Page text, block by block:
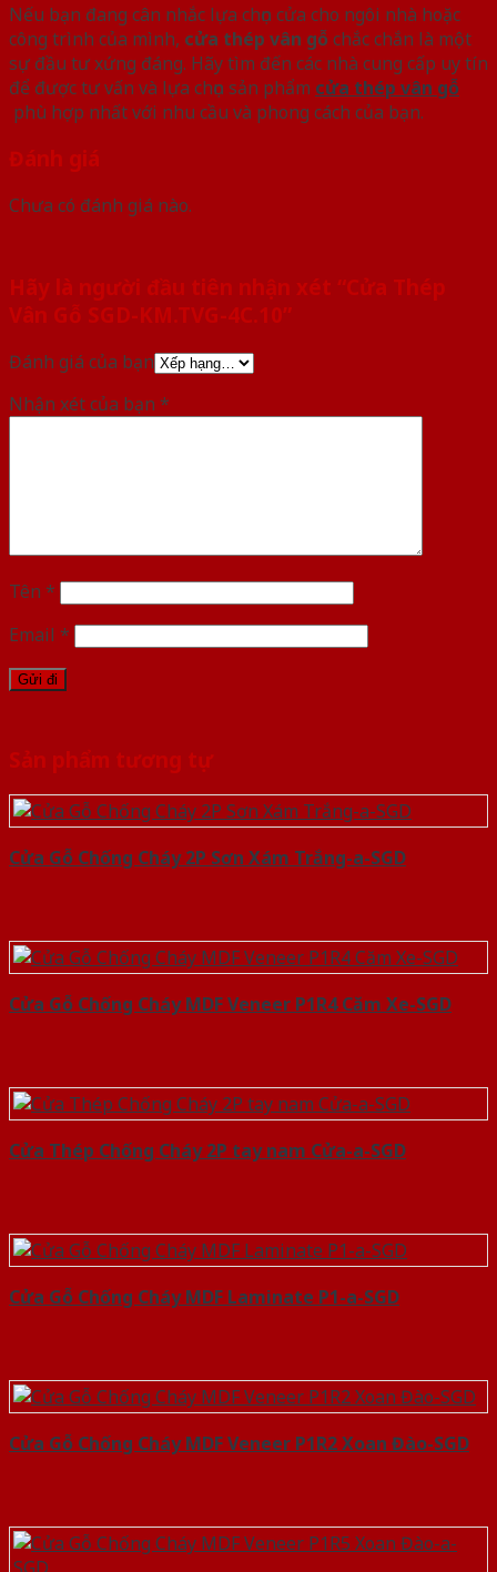
Nếu bạn đang cân nhắc lựa chọn cửa cho ngôi nhà hoặc
công trình của mình, cửa thép vân gỗ chắc chắn là một
sự đầu tư xứng đáng. Hãy tìm đến các nhà cung cấp uy tín
để được tư vấn và lựa chọn sản phẩm cửa thép vân gỗ
phù hợp nhất với nhu cầu và phong cách của bạn.
Đánh giá
Chưa có đánh giá nào.
Hãy là người đầu tiên nhận xét “Cửa Thép
Vân Gỗ SGD-KM.TVG-4C.10”
Đánh giá của bạn
Nhận xét của bạn *
Tên *
Email *
Sản phẩm tương tự
Cửa Gỗ Chống Cháy 2P Sơn Xám Trắng-a-SGD
Cửa Gỗ Chống Cháy MDF Veneer P1R4 Căm Xe-SGD
Cửa Thép Chống Cháy 2P tay nam Cửa-a-SGD
Cửa Gỗ Chống Cháy MDF Laminate P1-a-SGD
Cửa Gỗ Chống Cháy MDF Veneer P1R2 Xoan Đào-SGD